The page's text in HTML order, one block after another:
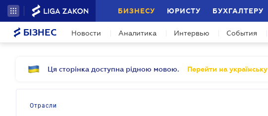
БИЗНЕСУ ЮРИСТУ БУХГАЛТЕРУ
БІЗНЕС Новости Аналитика Интервью События
Ця сторінка доступна рідною мовою. Перейти на українську
Отрасли